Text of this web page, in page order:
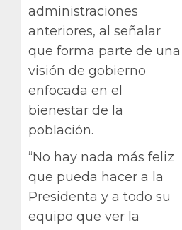
administraciones
anteriores, al señalar
que forma parte de una
visión de gobierno
enfocada en el
bienestar de la
población.
“No hay nada más feliz
que pueda hacer a la
Presidenta y a todo su
equipo que ver la